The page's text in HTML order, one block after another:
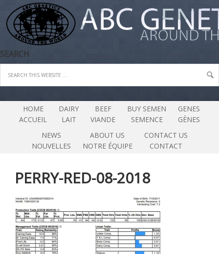
SEARCH
HOME
ACCUEIL
DAIRY
LAIT
BEEF
VIANDE
BUY SEMEN
SEMENCE
GENES
GÈNES
NEWS
NOUVELLES
ABOUT US
NOTRE ÉQUIPE
CONTACT US
CONTACT
PERRY-RED-08-2018